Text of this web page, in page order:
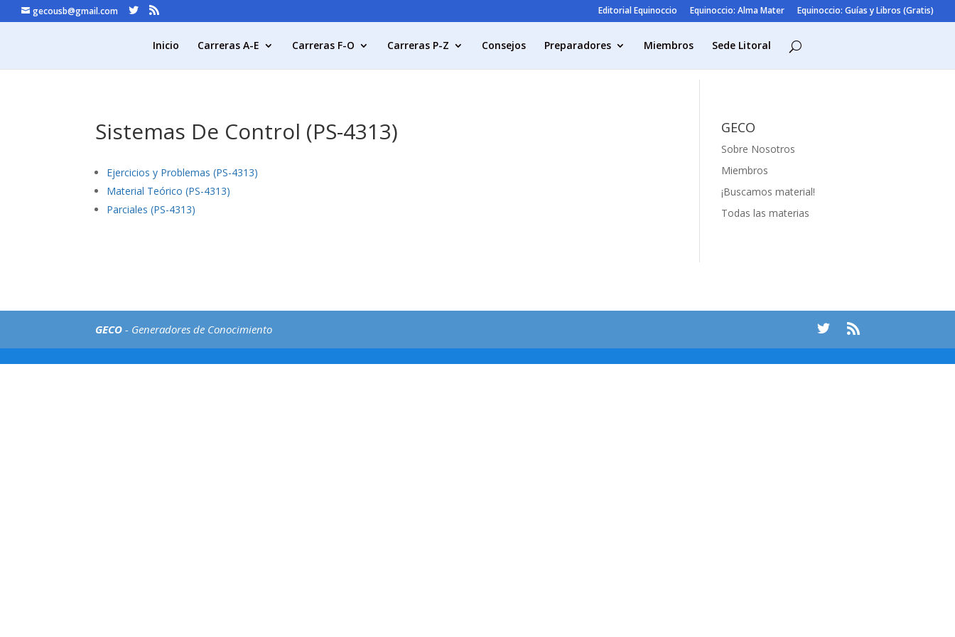
gecousb@gmail.com Editorial Equinoccio Equinoccio: Alma Mater Equinoccio: Guías y Libros (Gratis)
Inicio Carreras A-E Carreras F-O Carreras P-Z Consejos Preparadores Miembros Sede Litoral
Sistemas De Control (PS-4313)
Ejercicios y Problemas (PS-4313)
Material Teórico (PS-4313)
Parciales (PS-4313)
GECO
Sobre Nosotros
Miembros
¡Buscamos material!
Todas las materias
GECO - Generadores de Conocimiento